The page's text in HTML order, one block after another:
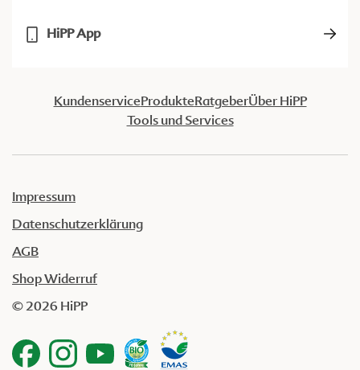
HiPP App
KundenserviceProdukteRatgeberÜber HiPP
Tools und Services
Impressum
Datenschutzerklärung
AGB
Shop Widerruf
© 2026 HiPP